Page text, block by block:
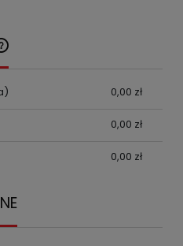
KOSZTÓW
0,00 zł
0,00 zł
0,00 zł